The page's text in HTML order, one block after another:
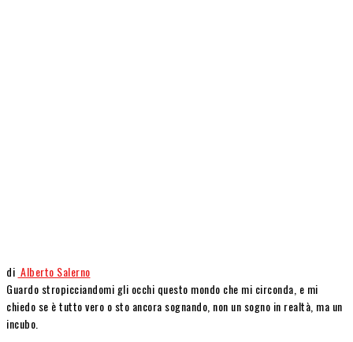
di Alberto Salerno
Guardo stropicciandomi gli occhi questo mondo che mi circonda, e mi
chiedo se è tutto vero o sto ancora sognando, non un sogno in realtà, ma un
incubo.